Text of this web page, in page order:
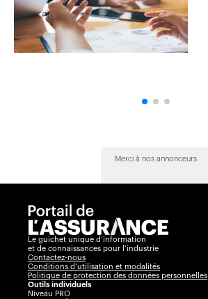
Merci à nos annonceurs
Le guichet unique d’information
et de connaissances pour l’industrie
Contactez-nous
Conditions d’utilisation et modalités
Politique de protection des données personnelles
Outils individuels
Niveau PRO